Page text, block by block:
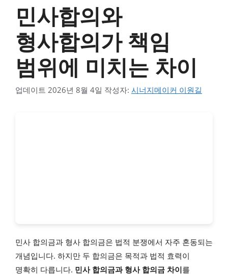
민사합의와
형사합의가 책임
범위에 미치는 차이
업데이트 2026년 8월 4일 작성자: 시너지메이커 이원길
민사 합의금과 형사 합의금은 법적 분쟁에서 자주 혼동되는
개념입니다. 하지만 두 합의금은 목적과 법적 효력이
명확히 다릅니다. 민사 합의금과 형사 합의금 차이를